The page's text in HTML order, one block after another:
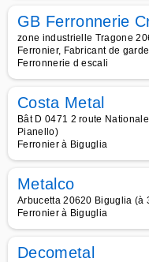
GB Ferronnerie
zone industrielle Tragone
Ferronier, Fabricant de
Ferronnerie d escali
Costa Metal
Bât D 0471 2 route
Pianello)
Ferronier à Biguglia
Metalco
Arbucetta 20620 Biguglia (à
Ferronier à Biguglia
Decometal